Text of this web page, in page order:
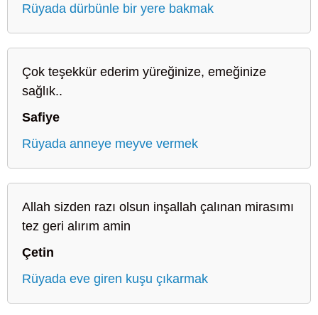
Rüyada dürbünle bir yere bakmak
Çok teşekkür ederim yüreğinize, emeğinize
sağlık..
Safiye
Rüyada anneye meyve vermek
Allah sizden razı olsun inşallah çalınan mirasımı
tez geri alırım amin
Çetin
Rüyada eve giren kuşu çıkarmak